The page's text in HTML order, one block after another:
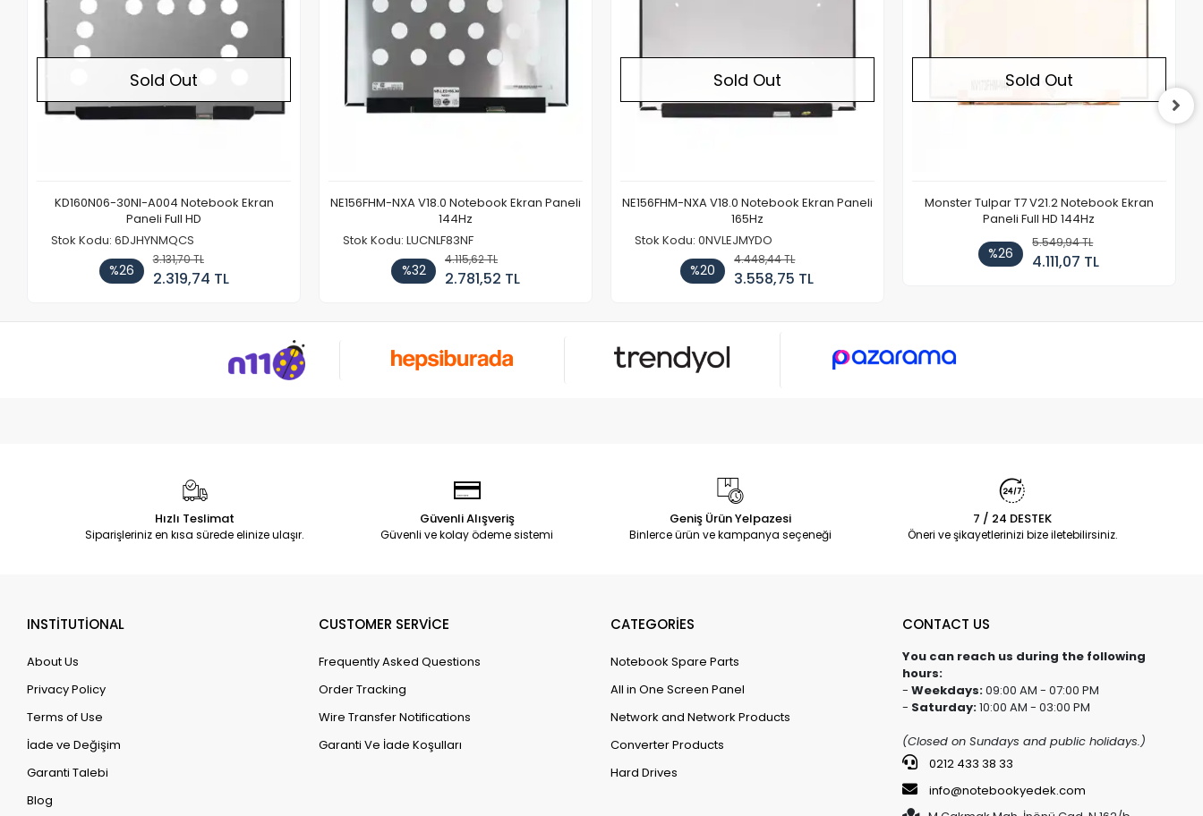
Sold Out
KD160N06-30NI-A004 Notebook Ekran
Paneli Full HD
Stok Kodu: 6DJHYNMQCS
%26
3.131,70 TL
2.319,74 TL
NE156FHM-NXA V18.0 Notebook Ekran Paneli
144Hz
Stok Kodu: LUCNLF83NF
%32
4.115,62 TL
2.781,52 TL
Sold Out
NE156FHM-NXA V18.0 Notebook Ekran Paneli
165Hz
Stok Kodu: 0NVLEJMYDO
%20
4.448,44 TL
3.558,75 TL
Sold Out
Monster Tulpar T7 V21.2 Notebook Ekran
Paneli Full HD 144Hz
%26
5.549,94 TL
4.111,07 TL
Hızlı Teslimat
Siparişleriniz en kısa sürede elinize ulaşır.
Güvenli Alışveriş
Güvenli ve kolay ödeme sistemi
Geniş Ürün Yelpazesi
Binlerce ürün ve kampanya seçeneği
7 / 24 DESTEK
Öneri ve şikayetlerinizi bize iletebilirsiniz.
INSTİTUTİONAL
About Us
Privacy Policy
Terms of Use
İade ve Değişim
Garanti Talebi
Blog
CUSTOMER SERVİCE
Frequently Asked Questions
Order Tracking
Wire Transfer Notifications
Garanti Ve İade Koşulları
CATEGORİES
Notebook Spare Parts
All in One Screen Panel
Network and Network Products
Converter Products
Hard Drives
CONTACT US
You can reach us during the following
hours:
- Weekdays:09:00 AM - 07:00 PM
- Saturday:10:00 AM - 03:00 PM
(Closed on Sundays and public holidays.)
0212 433 38 33
info@notebookyedek.com